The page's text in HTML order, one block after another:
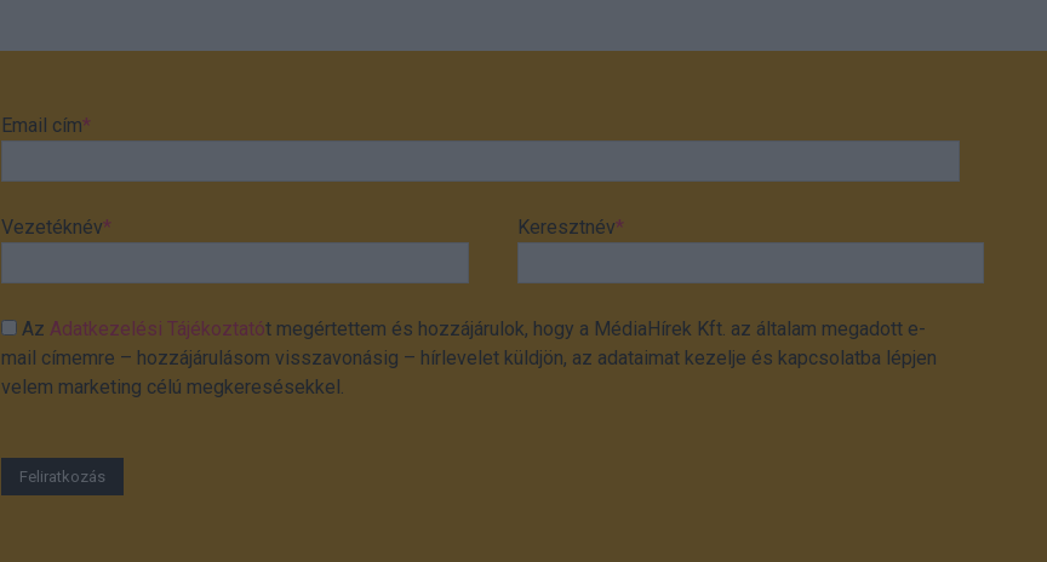
Email cím*
Vezetéknév* Keresztnév*
AzAdatkezelési Tájékoztatót megértettem és hozzájárulok, hogy a MédiaHírek Kft. az általam megadott e-
mail címemre – hozzájárulásom visszavonásig – hírlevelet küldjön, az adataimat kezelje és kapcsolatba lépjen
velem marketing célú megkeresésekkel.